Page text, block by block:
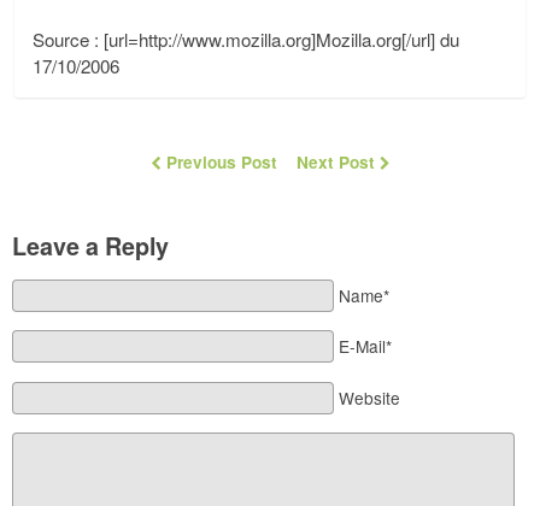
Source : [url=http://www.mozilla.org]Mozilla.org[/url] du
17/10/2006
Previous Post Next Post
Leave a Reply
Name*
E-Mail*
Website